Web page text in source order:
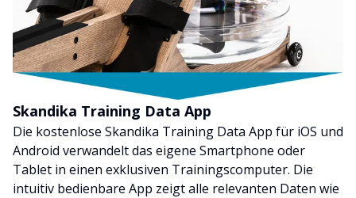
Skandika Training Data App
Die kostenlose Skandika Training Data App für iOS und
Android verwandelt das eigene Smartphone oder
Tablet in einen exklusiven Trainingscomputer. Die
intuitiv bedienbare App zeigt alle relevanten Daten wie